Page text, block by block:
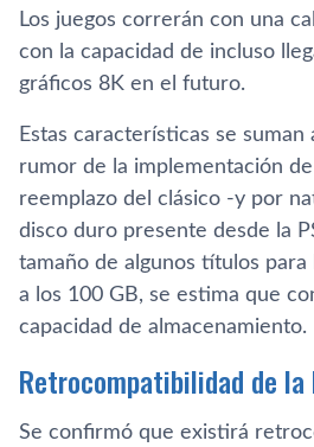
Los juegos correrán con una
con la capacidad de incluso
gráficos 8K en el futuro.
Estas características se suman
rumor de la implementación
reemplazo del clásico -y por
disco duro presente desde la
tamaño de algunos títulos para
a los 100 GB, se estima que
capacidad de almacenamiento.
Retrocompatibilidad de la
Se confirmó que existirá